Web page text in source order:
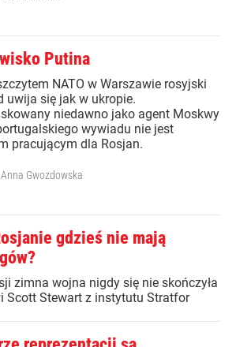
Putina
NATO w Warszawie rosyjski
uwija się jak w ukropie.
niedawno jako agent Moskwy
wywiadu nie jest
pracującym dla Rosjan.
Anna Gwozdowska
gdzieś nie mają
zimna wojna nigdy się nie skończyła
Scott Stewart z instytutu Stratfor